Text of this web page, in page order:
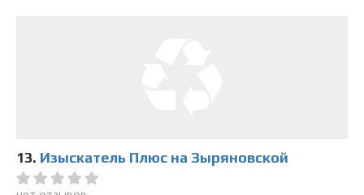
13. Изыскатель Плюс на Зыряновской